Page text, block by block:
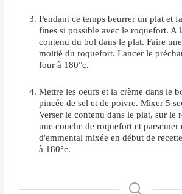
Pendant ce temps beurrer un plat et
fines si possible avec le roquefort. A
contenu du bol dans le plat. Faire
moitié du roquefort. Lancer le
four à 180°c.
Mettre les oeufs et la crème dans le
pincée de sel et de poivre. Mixer 5
Verser le contenu dans le plat, sur le
une couche de roquefort et parsemer
d'emmental mixée en début de
à 180°c.